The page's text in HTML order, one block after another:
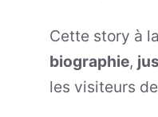
Cette story à
biographie,
les visiteurs